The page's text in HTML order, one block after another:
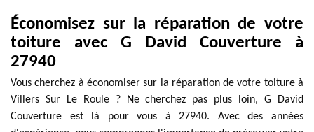
Économisez sur la réparation de votre
toiture avec G David Couverture à
27940
Vous cherchez à économiser sur la réparation de votre toiture à
Villers Sur Le Roule ? Ne cherchez pas plus loin, G David
Couverture est là pour vous à 27940. Avec des années